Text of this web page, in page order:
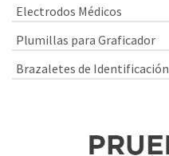
Electrodos Médicos
Plumillas para Graficador
Brazaletes de Identificación